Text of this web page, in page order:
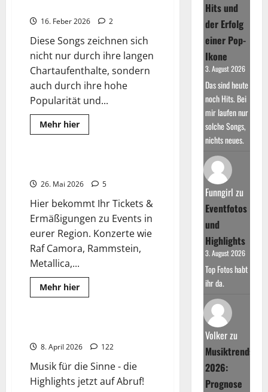
16. Feber 2026 2
Diese Songs zeichnen sich
nicht nur durch ihre langen
Chartaufenthalte, sondern
auch durch ihre hohe
Popularität und...
Mehr hierRead
more
2020
–
2023
2025
26. Mai 2026 5
Hier bekommt Ihr Tickets &
Ermäßigungen zu Events in
eurer Region. Konzerte wie
Raf Camora, Rammstein,
Metallica,...
Mehr hierRead
more
Top-Hits Charts
8. April 2026 122
Musik für die Sinne - die
Highlights jetzt auf Abruf!
Hits und
der Erfolg
einer Pop-
Ikone
3. August 2026
Das sind heute
noch Hits. Bei
mir laufen nur
solche Songs,
nichts neues.
Funngirl zu
Eventfotos
und
Highlights
3. August 2026
Top Fotos habt
ihr da.
Volkerzu
Musiktrends
2026:
Prognose